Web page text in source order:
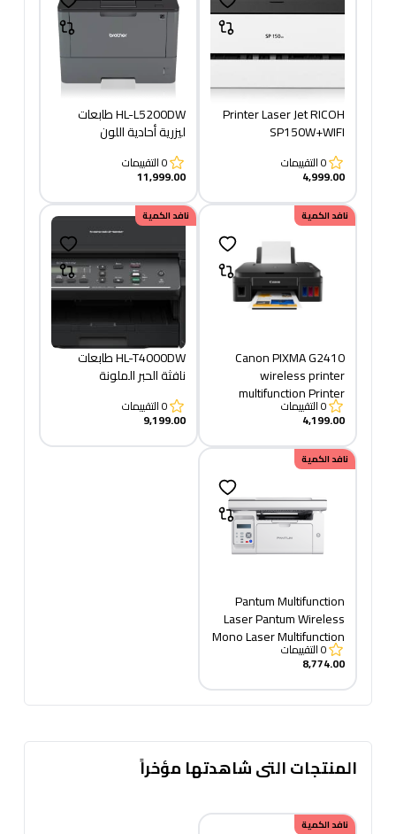
Printer Laser Jet RICOH
SP150W+WIFI
0التقييمات
4,999.00
HL-L5200DW طابعات
ليزرية أحادية اللون
0التقييمات
11,999.00
نافد الكمية
​​Canon PIXMA G2410
wireless printer
multifunction Printer
0التقييمات
4,199.00
نافد الكمية
HL-T4000DW طابعات
نافثة الحبر الملونة
0التقييمات
9,199.00
نافد الكمية
Pantum Multifunction
Laser Pantum Wireless
Mono Laser Multifunction
Printer, White -
M6509NW +TONER 219
copy
0التقييمات
8,774.00
المنتجات التى شاهدتها مؤخراً
نافد الكمية